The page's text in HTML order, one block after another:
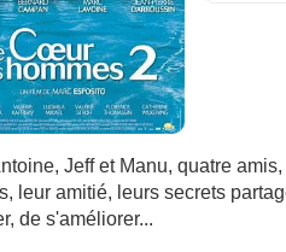
Jeff et Manu, quatre
leur amitié, leurs secrets
de s'améliorer...